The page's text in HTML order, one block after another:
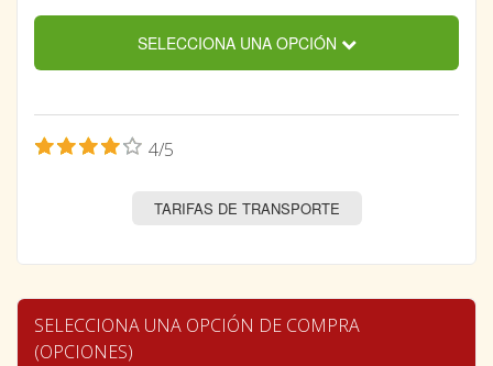
SELECCIONA UNA OPCIÓN
4/5
TARIFAS DE TRANSPORTE
SELECCIONA UNA OPCIÓN DE COMPRA
(OPCIONES)